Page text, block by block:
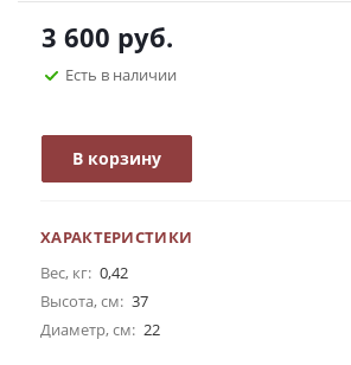
3 600 руб.
Есть в наличии
В корзину
ХАРАКТЕРИСТИКИ
Вес, кг: 0,42
Высота, см: 37
Диаметр, см: 22